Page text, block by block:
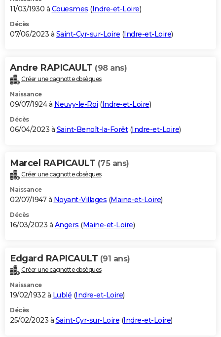
11/03/1930 à Couesmes (Indre-et-Loire)
Décès
07/06/2023 à Saint-Cyr-sur-Loire (Indre-et-Loire)
Andre RAPICAULT (98 ans)
Créer une cagnotte obsèques
Naissance
09/07/1924 à Neuvy-le-Roi (Indre-et-Loire)
Décès
06/04/2023 à Saint-Benoît-la-Forêt(Indre-et-Loire)
Marcel RAPICAULT (75 ans)
Créer une cagnotte obsèques
Naissance
02/07/1947 à Noyant-Villages (Maine-et-Loire)
Décès
16/03/2023 à Angers (Maine-et-Loire)
Edgard RAPICAULT (91 ans)
Créer une cagnotte obsèques
Naissance
19/02/1932 à Lublé (Indre-et-Loire)
Décès
25/02/2023 à Saint-Cyr-sur-Loire (Indre-et-Loire)